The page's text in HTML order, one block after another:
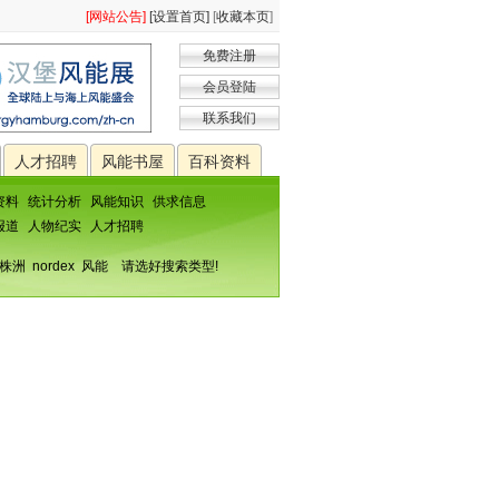
[网站公告] [设置首页] [收藏本页]
免费注册
会员登陆
联系我们
人才招聘 风能书屋 百科资料
料 统计分析 风能知识
供求信息
道 人物纪实 人才招聘
株洲 nordex 风能 请选好搜索类型!